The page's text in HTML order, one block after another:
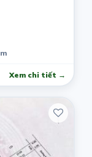
Xem chi tiết →